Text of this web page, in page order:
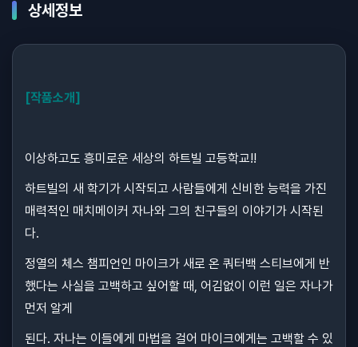
상세정보
[작품소개]
이상하고도 흥미로운 세상의 하트빌 고등학교!!
하트빌의 새 학기가 시작되고 사람들에게 신비한 능력을 가진
매력적인 매치메이커 자나와 그의 친구들의 이야기가 시작된
다.
정열의 체스 챔피언인 마이크가 새로 온 쿼터백 스티브에게 반
했다는 사실을 고백하고 싶어할 때, 어김없이 이런 일은 자나가
먼저 알게
된다. 자나는 이들에게 마법을 걸어 마이크에게는 고백할 수 있